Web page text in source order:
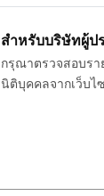
สำหรับบริษัทผู้ป
กรุณาตรวจสอบรา
นิติบุคคลจากเว็บไ